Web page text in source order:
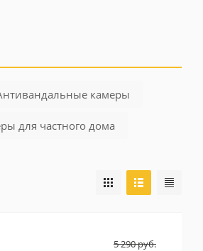
камеры
для частного дома
5 290руб.